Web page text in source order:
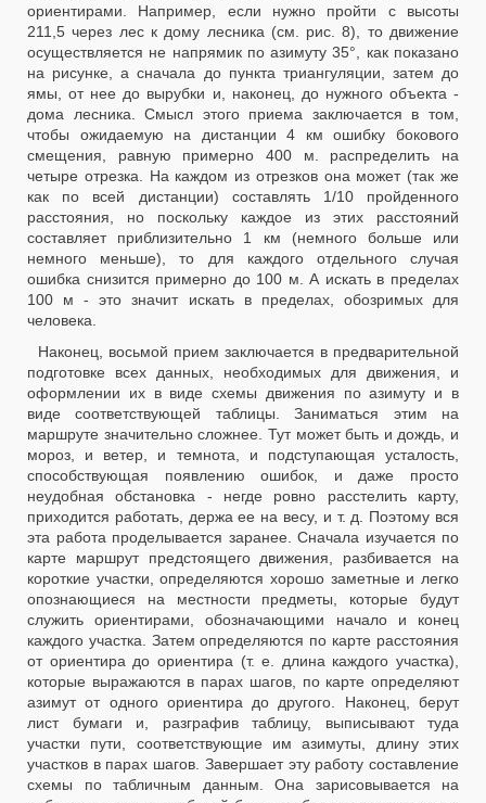
ориентирами. Например, если нужно пройти с высоты
211,5 через лес к дому лесника (см. рис. 8), то движение
осуществляется не напрямик по азимуту 35°, как показано
на рисунке, а сначала до пункта триангуляции, затем до
ямы, от нее до вырубки и, наконец, до нужного объекта -
дома лесника. Смысл этого приема заключается в том,
чтобы ожидаемую на дистанции 4 км ошибку бокового
смещения, равную примерно 400 м. распределить на
четыре отрезка. На каждом из отрезков она может (так же
как по всей дистанции) составлять 1/10 пройденного
расстояния, но поскольку каждое из этих расстояний
составляет приблизительно 1 км (немного больше или
немного меньше), то для каждого отдельного случая
ошибка снизится примерно до 100 м. А искать в пределах
100 м - это значит искать в пределах, обозримых для
человека.
Наконец, восьмой прием заключается в предварительной
подготовке всех данных, необходимых для движения, и
оформлении их в виде схемы движения по азимуту и в
виде соответствующей таблицы. Заниматься этим на
маршруте значительно сложнее. Тут может быть и дождь, и
мороз, и ветер, и темнота, и подступающая усталость,
способствующая появлению ошибок, и даже просто
неудобная обстановка - негде ровно расстелить карту,
приходится работать, держа ее на весу, и т. д. Поэтому вся
эта работа проделывается заранее. Сначала изучается по
карте маршрут предстоящего движения, разбивается на
короткие участки, определяются хорошо заметные и легко
опознающиеся на местности предметы, которые будут
служить ориентирами, обозначающими начало и конец
каждого участка. Затем определяются по карте расстояния
от ориентира до ориентира (т. е. длина каждого участка),
которые выражаются в парах шагов, по карте определяют
азимут от одного ориентира до другого. Наконец, берут
лист бумаги и, разграфив таблицу, выписывают туда
участки пути, соответствующие им азимуты, длину этих
участков в парах шагов. Завершает эту работу составление
схемы по табличным данным. Она зарисовывается на